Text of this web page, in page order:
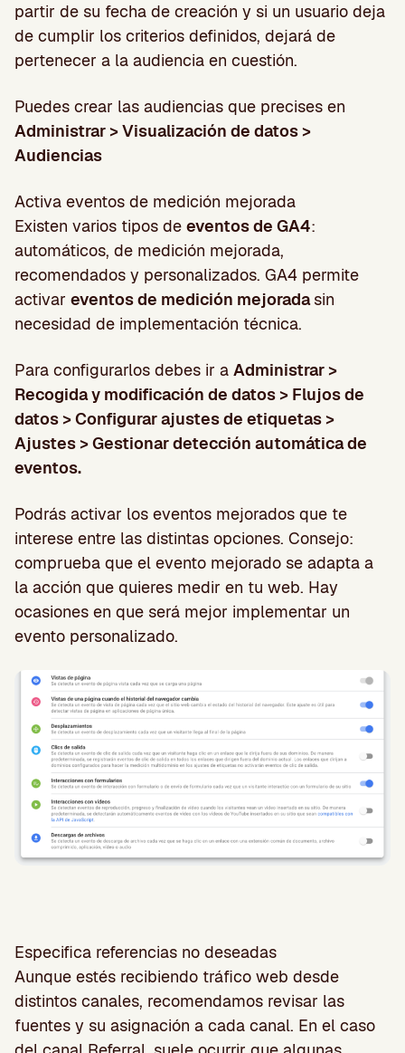
partir de su fecha de creación y si un usuario deja
de cumplir los criterios definidos, dejará de
pertenecer a la audiencia en cuestión.
Puedes crear las audiencias que precises en
Administrar > Visualización de datos >
Audiencias
Activa eventos de medición mejorada
Existen varios tipos de eventos de GA4:
automáticos, de medición mejorada,
recomendados y personalizados. GA4 permite
activar eventos de medición mejoradasin
necesidad de implementación técnica.
Para configurarlos debes ir a Administrar >
Recogida y modificación de datos > Flujos de
datos > Configurar ajustes de etiquetas >
Ajustes > Gestionar detección automática de
eventos.
Podrás activar los eventos mejorados que te
interese entre las distintas opciones. Consejo:
comprueba que el evento mejorado se adapta a
la acción que quieres medir en tu web. Hay
ocasiones en que será mejor implementar un
evento personalizado.
Especifica referencias no deseadas
Aunque estés recibiendo tráfico web desde
distintos canales, recomendamos revisar las
fuentes y su asignación a cada canal. En el caso